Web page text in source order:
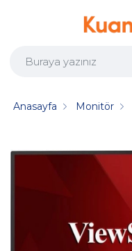
Anasayfa Monitör